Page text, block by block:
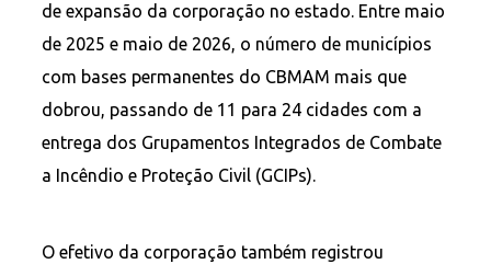
de expansão da corporação no estado. Entre maio
de 2025 e maio de 2026, o número de municípios
com bases permanentes do CBMAM mais que
dobrou, passando de 11 para 24 cidades com a
entrega dos Grupamentos Integrados de Combate
a Incêndio e Proteção Civil (GCIPs).
O efetivo da corporação também registrou